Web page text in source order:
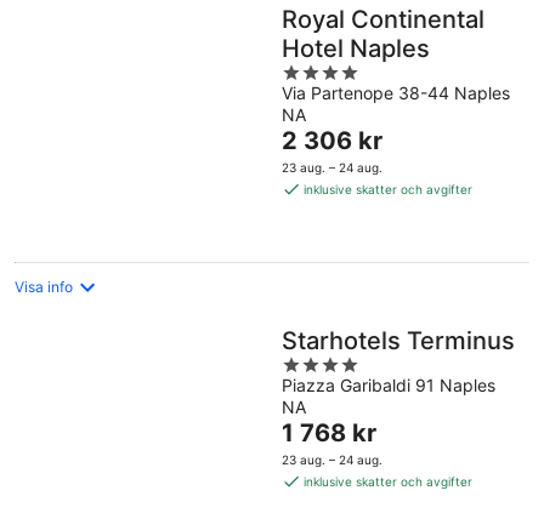
imorgon
natt,
aug.
aug.
nästa
aug.
Royal Continental
Hotel Naples
4
out
of
5
Via Partenope 38-44 Naples
NA
Priset
är
2 306 kr
2 306 kr
23 aug. – 24 aug.
inklusive skatter och avgifter
Visa info
Starhotels Terminus
4
out
of
5
Piazza Garibaldi 91 Naples
NA
Priset
är
1 768 kr
1 768 kr
23 aug. – 24 aug.
inklusive skatter och avgifter